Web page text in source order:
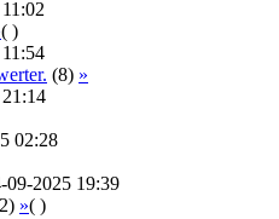
( )
(8) »
02:28
2025 19:39
»( )